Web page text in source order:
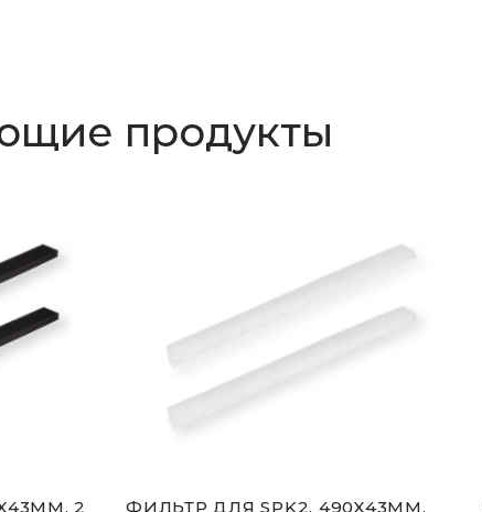
продукты
2
ФИЛЬТР ДЛЯ SPK2, 490X43MM,